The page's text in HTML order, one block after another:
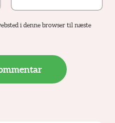
i denne browser til næste